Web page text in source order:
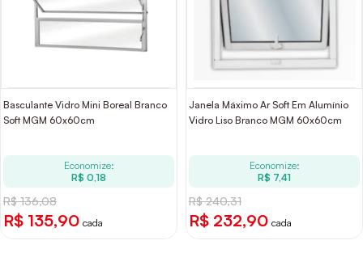
Basculante Vidro Mini Boreal Branco
Soft MGM 60x60cm
Economize:
R$ 0,18
R$ 136,08
R$ 135,90 cada
Janela Máximo Ar Soft Em Alumínio
Vidro Liso Branco MGM 60x60cm
Economize:
R$ 7,41
R$ 240,31
R$ 232,90 cada